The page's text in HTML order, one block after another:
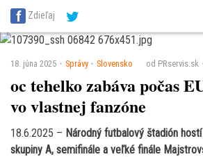
SITA Energetika
SITA Potravinárstvo
Zdieľaj
18. júna 2025 Správy Slovensko od PRservis.sk
oc tehelko zabáva počas
vo vlastnej fanzóne
18.6.2025 – Národný futbalový štadión
skupiny A, semifinále a veľké finále